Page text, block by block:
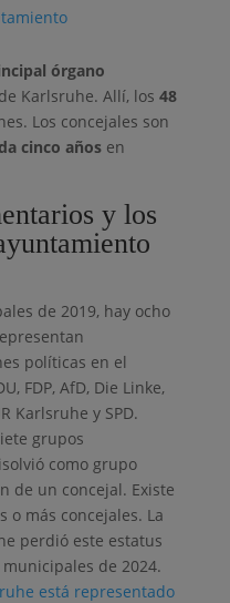
órgano
Karlsruhe. Allí, los 48
Los concejales son
cinco añosen
y los
de 2019, hay ocho
políticas en el
FDP, AfD, Die Linke,
Karlsruhe y SPD.
grupos
como grupo
de un concejal. Existe
o más concejales. La
perdió este estatus
de 2024.
está representado